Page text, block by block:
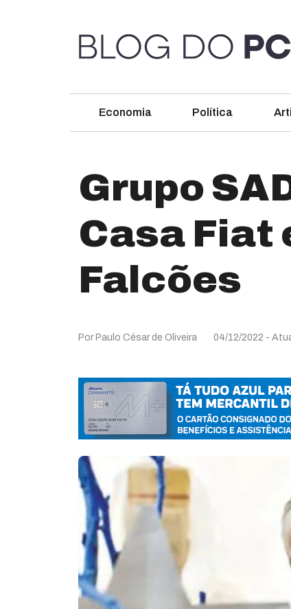
Economia Política
Grupo
Casa Fiat
Falcões
Por Paulo César de Oliveira 04/12/2022 -